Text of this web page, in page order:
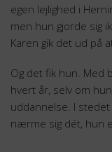
egen lejlighed i
men hun gjorde sig
Karen gik det ud på
Og det fik hun. Med
hvert år, selv om
uddannelse. I
nærme sig dét, hun